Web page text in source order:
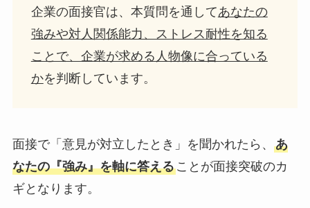
企業の面接官は、本質問を通してあなたの
強みや対人関係能力、ストレス耐性を知る
ことで、企業が求める人物像に合っている
かを判断しています。
面接で「意見が対立したとき」を聞かれたら、 あ
なたの『強み』を軸に答えることが面接突破のカ
ギとなります。